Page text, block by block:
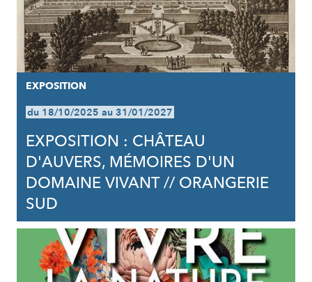
EXPOSITION
du 18/10/2025 au 31/01/2027
EXPOSITION : CHÂTEAU
D'AUVERS, MÉMOIRES D'UN
DOMAINE VIVANT // ORANGERIE
SUD